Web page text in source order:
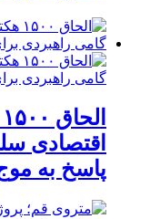
اقتصادی
پاسخ به